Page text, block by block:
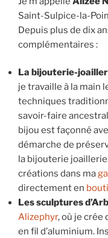
Saint-Sulpice-la-
Depuis plus de dix
complémentaires :
La bijouterie-
je travaille à la main
techniques
savoir-faire ancestral
bijou est façonné
démarche de
la bijouterie
créations dans ma
directement en
Les sculptures
Alizephyr, où je crée
en fil d’aluminium.